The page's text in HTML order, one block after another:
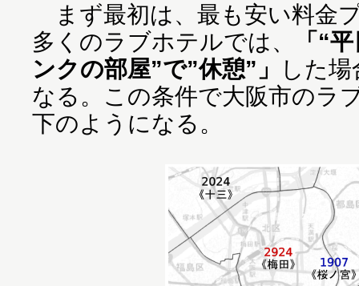
まず最初は、最も安い料金
多くのラブホテルでは、
「“
ンクの部屋”で”休憩”」
した
なる。この条件で大阪市のラ
下のようになる。